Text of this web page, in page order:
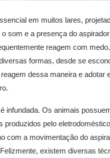
em muitos lares,
som e a presença do
reagem com
formas, desde se
dessa maneira e adotar
infundada. Os animais
produzidos pelo
com a movimentação do
existem diversas